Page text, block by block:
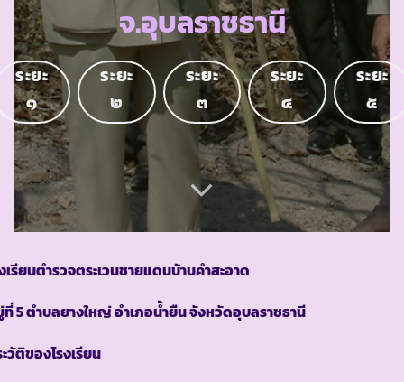
จ.อุบลราชธานี
ระยะ
๑
ระยะ
๒
ระยะ
๓
ระยะ
๔
ระยะ
๕
เรียนตำรวจตระเวนชายแดนบ้านคำสะอาด
5 ตำบลยางใหญ่ อำเภอน้ำยืน จังหวัดอุบลราชธานี
วัติของโรงเรียน